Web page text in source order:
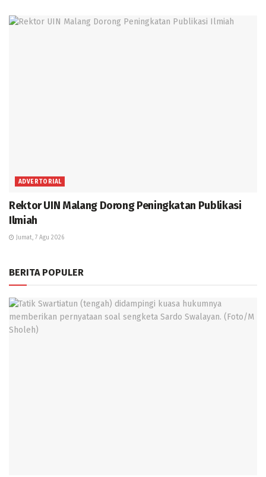
ADVERTORIAL
Rektor UIN Malang Dorong Peningkatan Publikasi
Ilmiah
Jumat, 7 Agu 2026
BERITA POPULER